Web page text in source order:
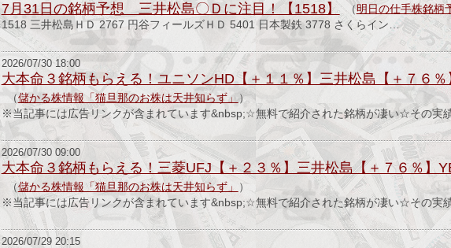
7月31日の銘柄予想 三井松島〇Ｄに注目！【1518】 （明日の仕手株銘柄
1518 三井松島ＨＤ 2767 円谷フィールズＨＤ 5401 日本製鉄 3778 さくらイン…
2026/07/30 18:00
大本命３銘柄もらえる！ユニソンHD【＋１１％】三井松島【＋７６
（儲かる株情報「猫旦那のお株は天井知らず」
）
※当記事には広告リンクが含まれています&nbsp;☆無料で紹介された銘柄が凄い☆その実
2026/07/30 09:00
大本命３銘柄もらえる！三菱UFJ【＋２３％】三井松島【＋７６％】
（儲かる株情報「猫旦那のお株は天井知らず」
）
※当記事には広告リンクが含まれています&nbsp;☆無料で紹介された銘柄が凄い☆その実
2026/07/29 20:15